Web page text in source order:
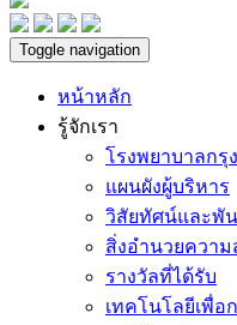
Toggle navigation
หน้าหลัก
รู้จักเรา
โรงพยาบาลกรุ
แผนผังผู้บริหาร
วิสัยทัศน์และพั
สิ่งอำนวยความ
รางวัลที่ได้รับ
เทคโนโลยีเพื่อ